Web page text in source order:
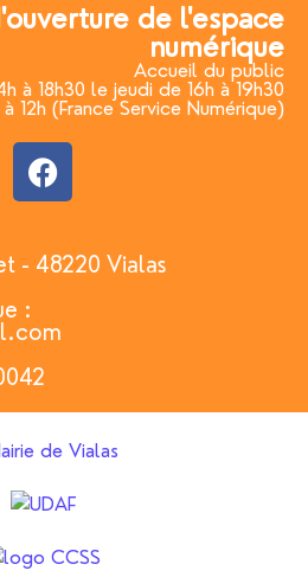
de l'espace
numérique
Accueil du public
à 18h30 le jeudi de 16h à 19h30
12h (France Service Numérique)
- 48220 Vialas
: